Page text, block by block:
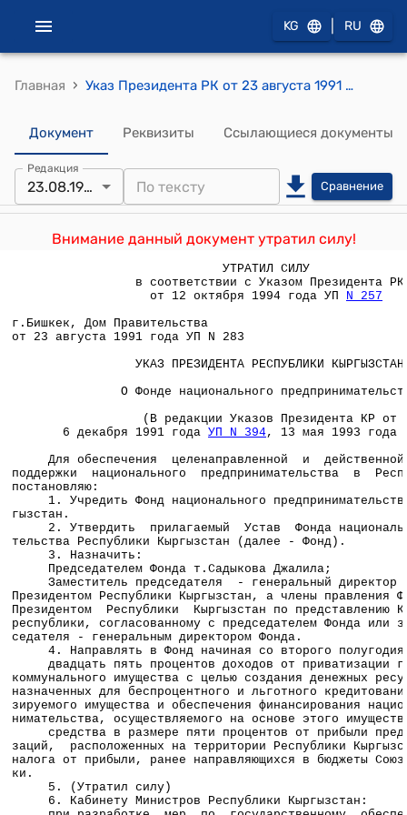
KG RU
Главная › Указ Президента РК от 23 августа 1991 года УП №283 "О Фонде национального предпринимательства"
Документ Реквизиты Ссылающиеся документы
Редакция
23.08.1991 Сравнение
Внимание данный документ утратил силу!